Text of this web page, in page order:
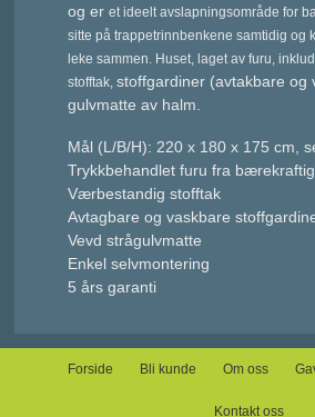
og eret ideelt avslapningsområde for
sittepå trappetrinnbenkene samtidig og
leke sammen. Huset, laget av furu,
stofftak,stoffgardiner (avtakbare og
gulvmatte av halm.
Mål (L/B/H): 220 x 180 x 175 cm,
Trykkbehandlet furu fra
Værbestandig stofftak
Avtagbare og vaskbare
Vevd strågulvmatte
Enkel selvmontering
5 års garanti
Forside Bli kunde Om oss
Kontakt oss